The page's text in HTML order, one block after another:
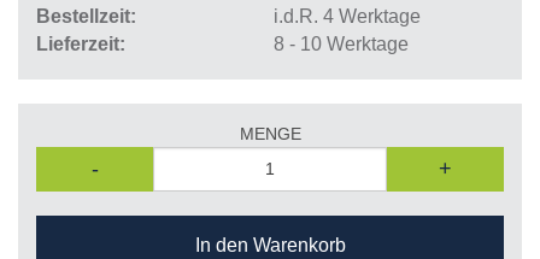
Bestellzeit
i.d.R. 4 Werktage
Lieferzeit
8 - 10 Werktage
MENGE
- +
In den Warenkorb